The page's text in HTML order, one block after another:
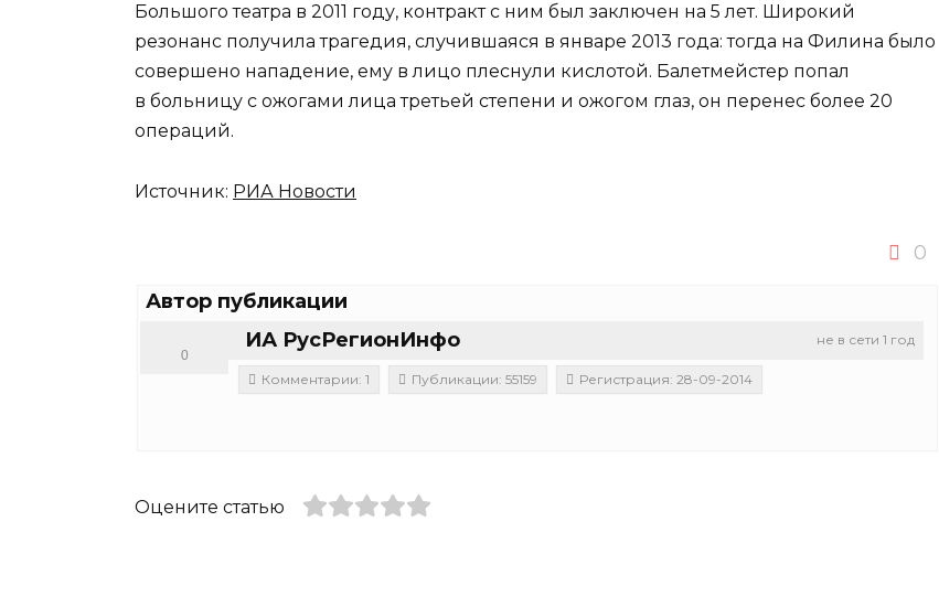
Большого театра в 2011 году, контракт с ним был заключен на 5 лет. Широкий
резонанс получила трагедия, случившаяся в январе 2013 года: тогда на Филина было
совершено нападение, ему в лицо плеснули кислотой. Балетмейстер попал
в больницу с ожогами лица третьей степени и ожогом глаз, он перенес более 20
операций.
Источник: РИА Новости
0
Автор публикации
не в сети 1 год
ИА РусРегионИнфо
0
Комментарии: 1 Публикации: 55159 Регистрация: 28-09-2014
Оцените статью